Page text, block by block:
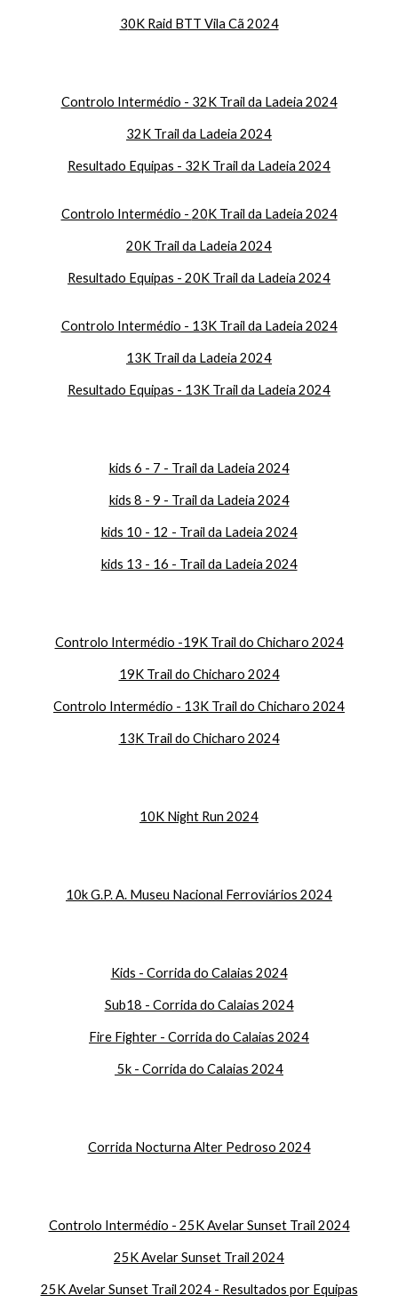
30K Raid BTT Vila Cã 2024
Controlo Intermédio - 32K Trail da Ladeia 2024
32K Trail da Ladeia 2024
Resultado Equipas - 32K Trail da Ladeia 2024
Controlo Intermédio - 20K Trail da Ladeia 2024
20K Trail da Ladeia 2024
Resultado Equipas - 20K Trail da Ladeia 2024
Controlo Intermédio - 13K Trail da Ladeia 2024
13K Trail da Ladeia 2024
Resultado Equipas - 13K Trail da Ladeia 2024
kids 6 - 7 - Trail da Ladeia 2024
kids 8 - 9 - Trail da Ladeia 2024
kids 10 - 12 - Trail da Ladeia 2024
kids 13 - 16 - Trail da Ladeia 2024
Controlo Intermédio -19K Trail do Chicharo 2024
19K Trail do Chicharo 2024
Controlo Intermédio - 13K Trail do Chicharo 2024
13K Trail do Chicharo 2024
10K Night Run 2024
10k G.P. A. Museu Nacional Ferroviários 2024
Kids - Corrida do Calaias 2024
Sub18 - Corrida do Calaias 2024
Fire Fighter - Corrida do Calaias 2024
5k - Corrida do Calaias 2024
Corrida Nocturna Alter Pedroso 2024
Controlo Intermédio - 25K Avelar Sunset Trail 2024
25K Avelar Sunset Trail 2024
25K Avelar Sunset Trail 2024 - Resultados por Equipas